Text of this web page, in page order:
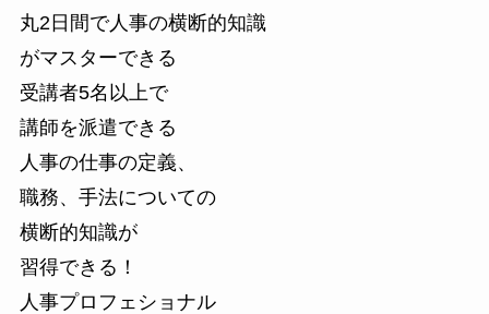
丸2日間で人事の横断的知識
がマスターできる
受講者5名以上で
講師を派遣できる
人事の仕事の定義、
職務、 手法についての
横断的知識が
習得できる！​
人事プロフェショナル